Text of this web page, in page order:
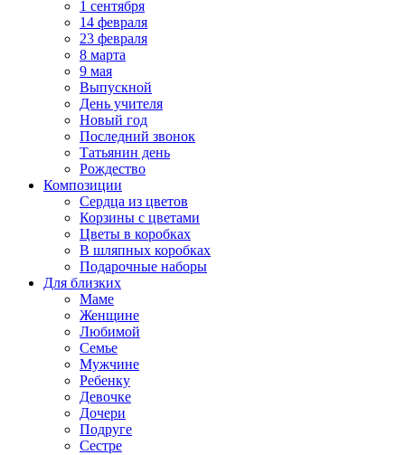
1 сентября
14 февраля
23 февраля
8 марта
9 мая
Выпускной
День учителя
Новый год
Последний звонок
Татьянин день
Рождество
Композиции
Сердца из цветов
Корзины с цветами
Цветы в коробках
В шляпных коробках
Подарочные наборы
Для близких
Маме
Женщине
Любимой
Семье
Мужчине
Ребенку
Девочке
Дочери
Подруге
Сестре